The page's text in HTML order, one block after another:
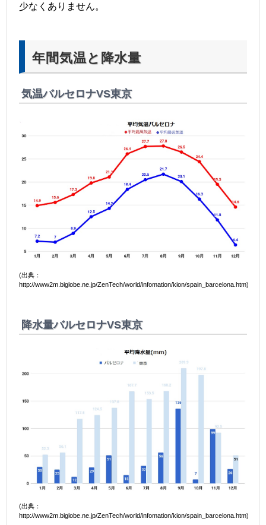
少なくありません。
年間気温と降水量
気温バルセロナVS東京
(出典：
http://www2m.biglobe.ne.jp/ZenTech/world/infomation/kion/spain_barcelona.htm)
降水量バルセロナVS東京
(出典：
http://www2m.biglobe.ne.jp/ZenTech/world/infomation/kion/spain_barcelona.htm)